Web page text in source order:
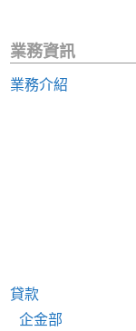
業務資訊
業務介紹
貸款
企金部